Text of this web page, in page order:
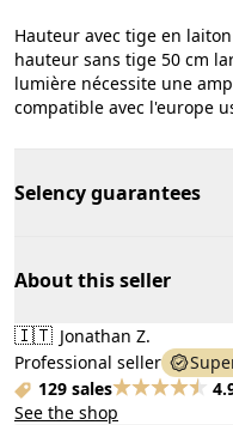
Hauteur avec tige en
hauteur sans tige 50 cm
lumière nécessite une
compatible avec l'europe
Selency guarantees
About this seller
🇮🇹 Jonathan Z.
Professional seller
129 sales
See the shop